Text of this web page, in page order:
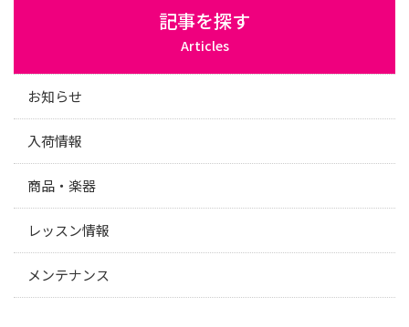
記事を探す
Articles
お知らせ
入荷情報
商品・楽器
レッスン情報
メンテナンス